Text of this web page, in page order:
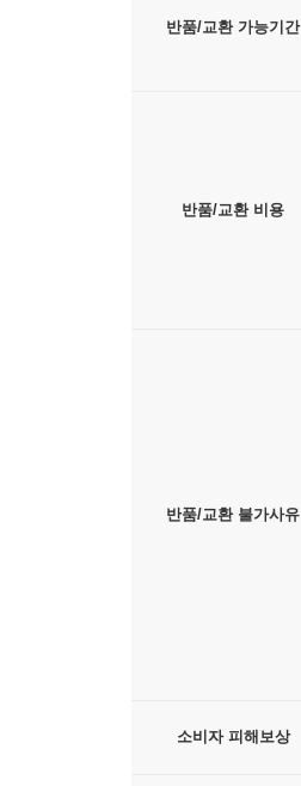
반품/교환 가능기간
반품/교환 비용
반품/교환 불가사유
소비자 피해보상